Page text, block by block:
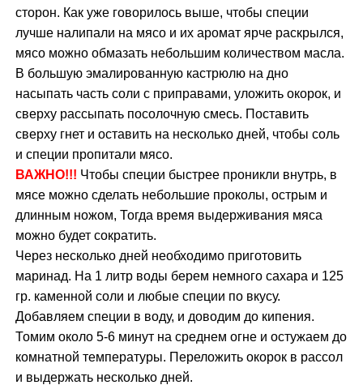
сторон. Как уже говорилось выше, чтобы специи
лучше налипали на мясо и их аромат ярче раскрылся,
мясо можно обмазать небольшим количеством масла.
В большую эмалированную кастрюлю на дно
насыпать часть соли с приправами, уложить окорок, и
сверху рассыпать посолочную смесь. Поставить
сверху гнет и оставить на несколько дней, чтобы соль
и специи пропитали мясо.
ВАЖНО!!! Чтобы специи быстрее проникли внутрь, в
мясе можно сделать небольшие проколы, острым и
длинным ножом, Тогда время выдерживания мяса
можно будет сократить.
Через несколько дней необходимо приготовить
маринад. На 1 литр воды берем немного сахара и 125
гр. каменной соли и любые специи по вкусу.
Добавляем специи в воду, и доводим до кипения.
Томим около 5-6 минут на среднем огне и остужаем до
комнатной температуры. Переложить окорок в рассол
и выдержать несколько дней.